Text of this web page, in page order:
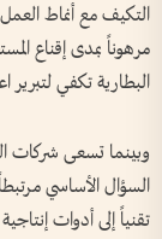
التكيف مع أنماط
مرهوناً بمدى إقناع
البطارية تكفي
وبينما تسعى شركات
السؤال الأساسي
تقنياً إلى أدوات